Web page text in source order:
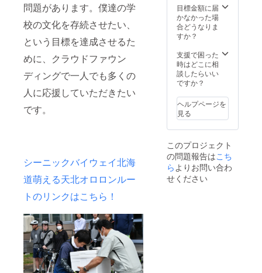
問題があります。僕達の学
校の文化を存続させたい、
という目標を達成させるた
めに、クラウドファウン
ディングで一人でも多くの
人に応援していただきたい
です。
シーニックバイウェイ北海
道萌える天北オロロンルー
トのリンクはこちら！
目標金額に届
かなかった場
合どうなりま
すか？
支援で困った
時はどこに相
談したらいい
ですか？
ヘルプページを
見る
このプロジェクト
の問題報告はこち
らよりお問い合わ
せください